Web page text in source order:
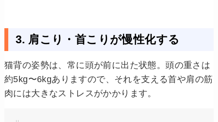
3. 肩こり・首こりが慢性化する
猫背の姿勢は、常に頭が前に出た状態。頭の重さは
約5kg〜6kgありますので、それを支える首や肩の筋
肉には大きなストレスがかかります。